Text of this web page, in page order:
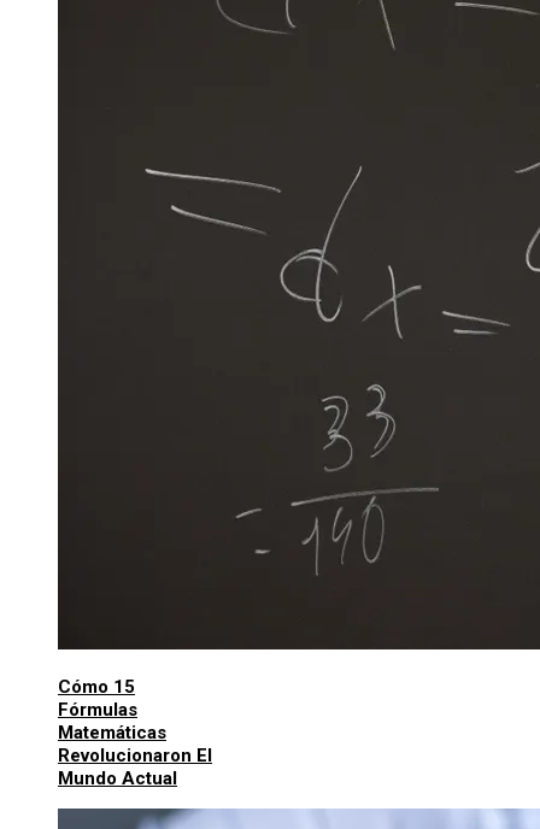
Cómo 15
Fórmulas
Matemáticas
Revolucionaron El
Mundo Actual